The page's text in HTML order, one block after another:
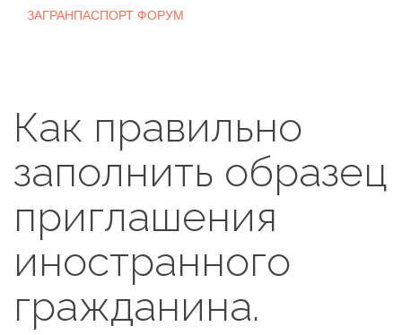
ЗАГРАНПАСПОРТ ФОРУМ
Как правильно
заполнить образец
приглашения
иностранного
гражданина.